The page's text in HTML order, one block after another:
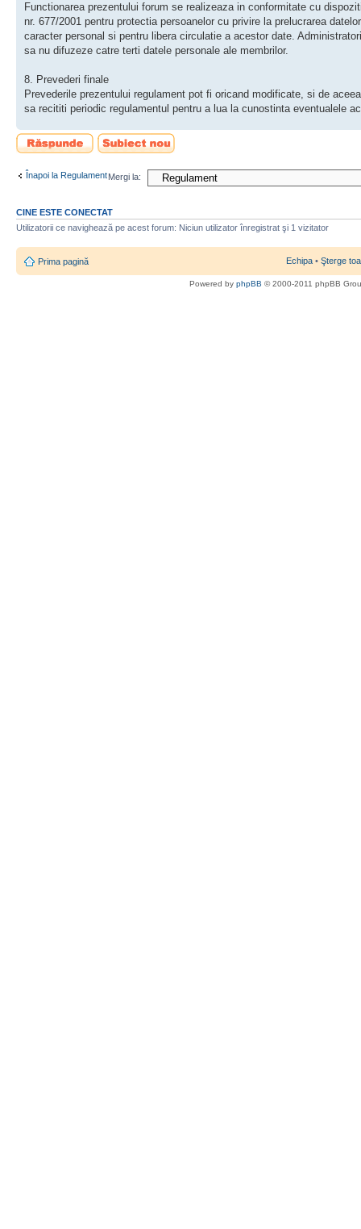
Functionarea prezentului forum se realizeaza in conformitate cu
nr. 677/2001 pentru protectia persoanelor cu privire la prelucrarea
caracter personal si pentru libera circulatie a acestor date.
sa nu difuzeze catre terti datele personale ale membrilor.
8. Prevederi finale
Prevederile prezentului regulament pot fi oricand modificate, si de
sa recititi periodic regulamentul pentru a lua la cunostinta eventualele
Scrie un răspuns
Scrie un subiect
nou
Înapoi la RegulamentMergi la:
CINE ESTE CONECTAT
Utilizatorii ce navighează pe acest forum: Niciun utilizator înregistrat şi 1 vizitator
Prima pagină Echipa • Şterge
Powered by phpBB © 2000-2011 phpBB